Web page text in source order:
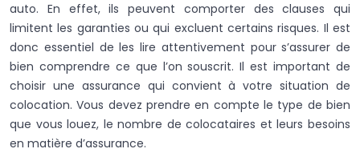
auto. En effet, ils peuvent comporter des clauses qui
limitent les garanties ou qui excluent certains risques. Il est
donc essentiel de les lire attentivement pour s’assurer de
bien comprendre ce que l’on souscrit. Il est important de
choisir une assurance qui convient à votre situation de
colocation. Vous devez prendre en compte le type de bien
que vous louez, le nombre de colocataires et leurs besoins
en matière d’assurance.